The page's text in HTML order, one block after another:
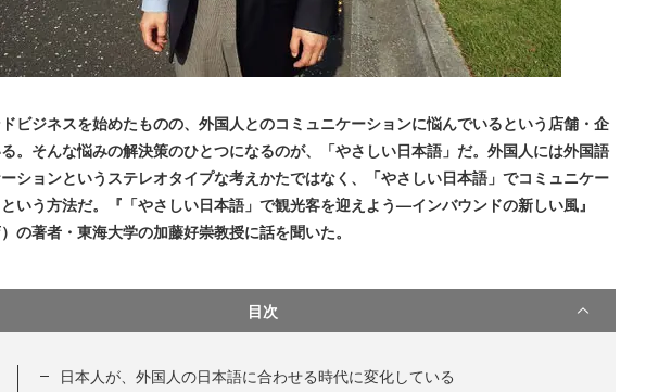
ビジネスを始めたものの、外国人とのコミュニケーションに悩んでいるという店舗・企
。そんな悩みの解決策のひとつになるのが、「やさしい日本語」だ。外国人には外国語
ションというステレオタイプな考えかたではなく、「やさしい日本語」でコミュニケー
いう方法だ。『「やさしい日本語」で観光客を迎えよう—インバウンドの新しい風』
）の著者・東海大学の加藤好崇教授に話を聞いた。
目次
日本人が、外国人の日本語に合わせる時代に変化している